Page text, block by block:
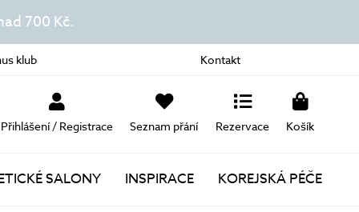
700 Kč.
klub Kontakt
Přihlášení / Registrace Seznam přání Rezervace Košík
SALONY INSPIRACE KOREJSKÁ PÉČE